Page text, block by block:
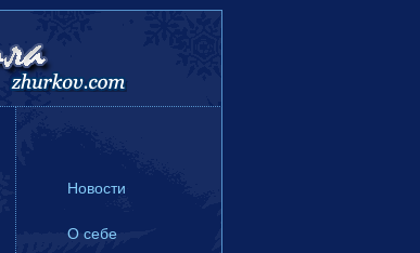
Новости
О себе